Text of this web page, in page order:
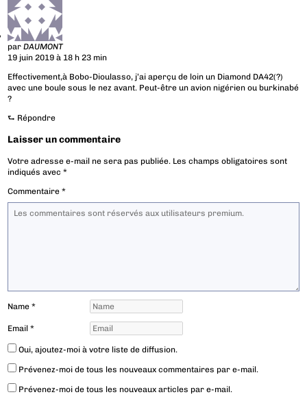
parDAUMONT
19 juin 2019 à 18 h 23 min
Effectivement,à Bobo-Dioulasso, j’ai aperçu de loin un Diamond DA42(?)
avec une boule sous le nez avant. Peut-être un avion nigérien ou burkinabé
?
⮑ Répondre
Laisser un commentaire
Votre adresse e-mail ne sera pas publiée. Les champs obligatoires sont
indiqués avec*
Commentaire*
Name*
Email*
Oui, ajoutez-moi à votre liste de diffusion.
Prévenez-moi de tous les nouveaux commentaires par e-mail.
Prévenez-moi de tous les nouveaux articles par e-mail.